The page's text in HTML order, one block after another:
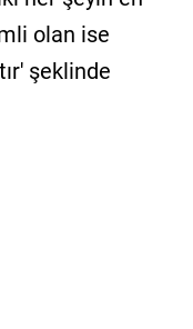
olan ise
şeklinde